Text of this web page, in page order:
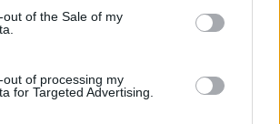
out of the Sale of my
out of processing my
for Targeted Advertising.
izraeli nagykövete pedig
szilárdan hisz abban,
joga van megvédenie magát. A
a feszültség